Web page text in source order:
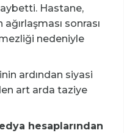
Hastane,
sonrası
nedeniyle
ardından siyasi
art arda taziye
hesaplarından